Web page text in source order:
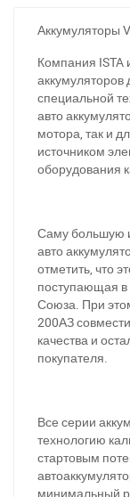
Аккумуляторы
Компания ISTA
аккумуляторов
специальной
авто
мотора, так и
источником
оборудования
Саму большую
авто
отметить, что
поступающая в
Союза. При
200АЗ
качества и
покупателя.
Все серии
технологию
стартовым
минимальный